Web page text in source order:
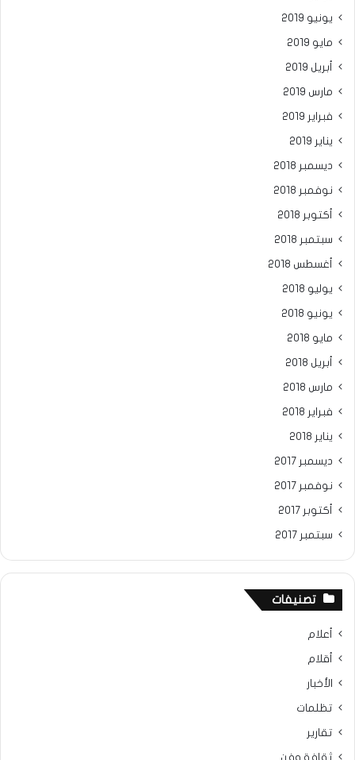
يونيو 2019
مايو 2019
أبريل 2019
مارس 2019
فبراير 2019
يناير 2019
ديسمبر 2018
نوفمبر 2018
أكتوبر 2018
سبتمبر 2018
أغسطس 2018
يوليو 2018
يونيو 2018
مايو 2018
أبريل 2018
مارس 2018
فبراير 2018
يناير 2018
ديسمبر 2017
نوفمبر 2017
أكتوبر 2017
سبتمبر 2017
تصنيفات
أعلام
أقلام
الأخبار
تظلمات
تقارير
ثقافة وفن